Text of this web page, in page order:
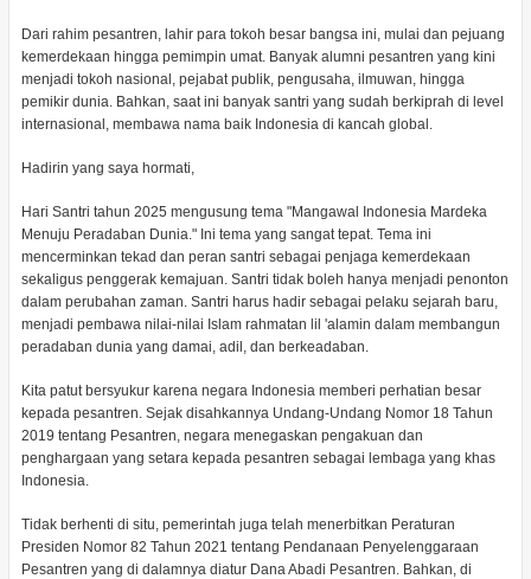
Dari rahim pesantren, lahir para tokoh besar bangsa ini, mulai dan pejuang
kemerdekaan hingga pemimpin umat. Banyak alumni pesantren yang kini
menjadi tokoh nasional, pejabat publik, pengusaha, ilmuwan, hingga
pemikir dunia. Bahkan, saat ini banyak santri yang sudah berkiprah di level
internasional, membawa nama baik Indonesia di kancah global.
Hadirin yang saya hormati,
Hari Santri tahun 2025 mengusung tema "Mangawal Indonesia Mardeka
Menuju Peradaban Dunia." Ini tema yang sangat tepat. Tema ini
mencerminkan tekad dan peran santri sebagai penjaga kemerdekaan
sekaligus penggerak kemajuan. Santri tidak boleh hanya menjadi penonton
dalam perubahan zaman. Santri harus hadir sebagai pelaku sejarah baru,
menjadi pembawa nilai-nilai Islam rahmatan lil 'alamin dalam membangun
peradaban dunia yang damai, adil, dan berkeadaban.
Kita patut bersyukur karena negara Indonesia memberi perhatian besar
kepada pesantren. Sejak disahkannya Undang-Undang Nomor 18 Tahun
2019 tentang Pesantren, negara menegaskan pengakuan dan
penghargaan yang setara kepada pesantren sebagai lembaga yang khas
Indonesia.
Tidak berhenti di situ, pemerintah juga telah menerbitkan Peraturan
Presiden Nomor 82 Tahun 2021 tentang Pendanaan Penyelenggaraan
Pesantren yang di dalamnya diatur Dana Abadi Pesantren. Bahkan, di